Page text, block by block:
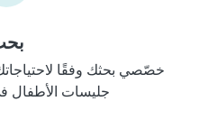
خصّصي بحثك وفقًا
جليسات